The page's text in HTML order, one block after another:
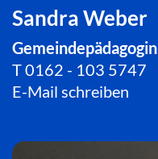
Sandra Weber
Gemeindepädagogin
T0162 - 103 5747
E-Mail schreiben